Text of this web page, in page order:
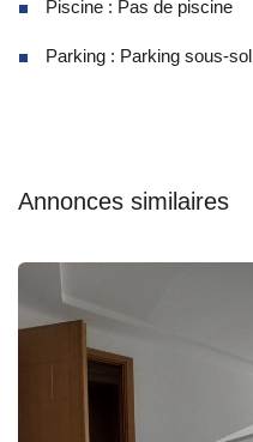
Piscine : Pas de piscine
Parking : Parking sous-sol
Annonces similaires